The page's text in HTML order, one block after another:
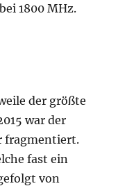
1800 MHz.
der größte
war der
fragmentiert.
fast ein
von